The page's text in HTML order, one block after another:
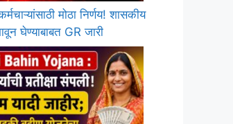
मोठा निर्णय! शासकीय
घेण्याबाबत GR जारी